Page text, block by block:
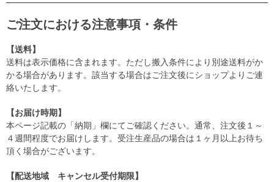
ご注文における注意事項・条件
【送料】
送料は表示価格に含まれます。ただし搬入条件により別途送料がか
かる場合があります。該当する場合はご注文後にショップよりご連
絡いたします。
【お届け時期】
本ページ記載の「納期」欄にてご確認ください。通常、注文後１～
４週間程度でお届けします。受注生産品の場合は１ヶ月以上お待ち
頂く場合がございます。
【配送地域 キャンセル受付期限】